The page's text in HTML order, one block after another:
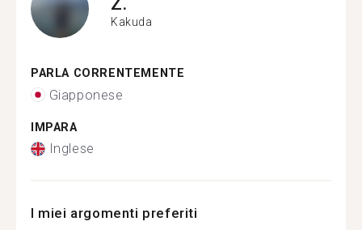
Kakuda
PARLA CORRENTEMENTE
Giapponese
IMPARA
Inglese
I miei argomenti preferiti